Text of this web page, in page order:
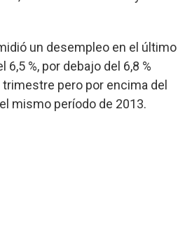
un desempleo en el último
%, por debajo del 6,8 %
pero por encima del
mismo período de 2013.